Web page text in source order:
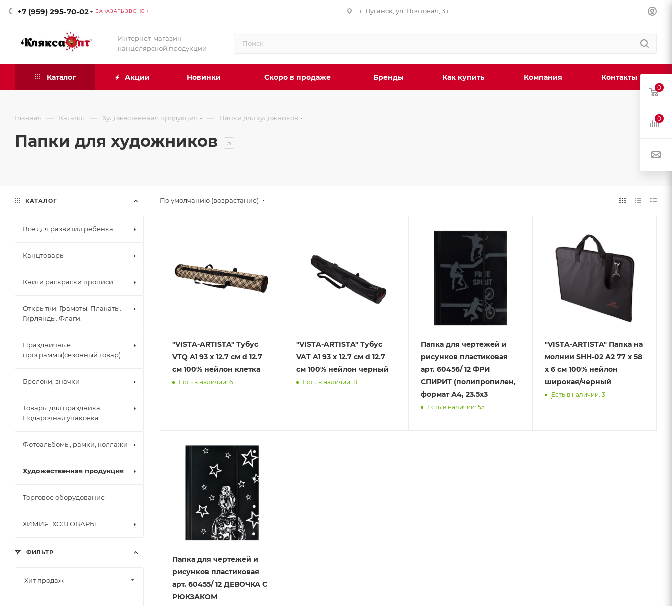
+7 (959) 295-70-02 ЗАКАЗАТЬ ЗВОНОК г. Луганск, ул. Почтовая, 3 г
Интернет-магазин
канцелярской продукции
Каталог Акции Новинки Скоро в продаже Бренды Как купить Компания Контакты
Главная — Каталог — Художественная продукция — Папки для художников
Папки для художников 5
По умолчанию (возрастание)
"VISTA-ARTISTA" Тубус
VTQ A1 93 x 12.7 см d 12.7
см 100% нейлон клетка
Есть в наличии: 6
"VISTA-ARTISTA" Тубус
VAT A1 93 x 12.7 см d 12.7
см 100% нейлон черный
Есть в наличии: 8
Папка для чертежей и
рисунков пластиковая
арт. 60456/ 12 ФРИ
СПИРИТ (полипропилен,
формат А4, 23.5х3
Есть в наличии: 55
"VISTA-ARTISTA" Папка на
молнии SHH-02 A2 77 x 58
x 6 см 100% нейлон
широкая/черный
Есть в наличии: 3
Папка для чертежей и
рисунков пластиковая
арт. 60455/ 12 ДЕВОЧКА С
РЮКЗАКОМ
КАТАЛОГ
Все для развития ребенка
Канцтовары
Книги раскраски прописи
Открытки. Грамоты. Плакаты.
Гирлянды. Флаги.
Праздничные
программы(сезонный товар)
Брелоки, значки
Товары для праздника.
Подарочная упаковка
Фотоальбомы, рамки, коллажи
Художественная продукция
Торговое оборудование
ХИМИЯ, ХОЗТОВАРЫ
ФИЛЬТР
Хит продаж
0
0